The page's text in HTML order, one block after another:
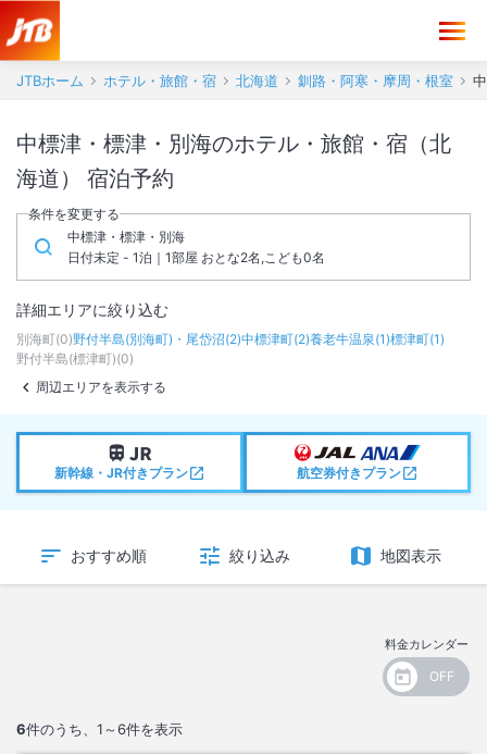
JTBホーム ホテル・旅館・宿 北海道 釧路・阿寒・摩周・根室
中標津・標津・別海のホテル・旅館・宿（北
海道） 宿泊予約
条件を変更する
中標津・標津・別海
日付未定 - 1泊｜1部屋 おとな2名,こども0名
詳細エリアに絞り込む
別海町(0)野付半島(別海町)・尾岱沼(2)中標津町(2)養老牛温泉(1)標津町(1)
野付半島(標津町)(0)
周辺エリアを表示する
新幹線・JR付きプラン 航空券付きプラン
おすすめ順 絞り込み 地図表示
料金カレンダー
6件のうち、 1～6件を表示